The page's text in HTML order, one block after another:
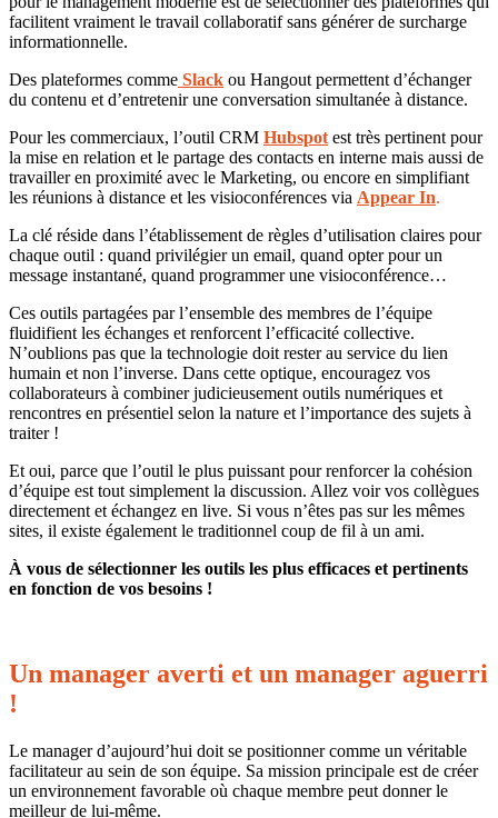
facilitent vraiment le travail collaboratif sans générer de surcharge
informationnelle.
Des plateformes comme Slack ou Hangout permettent d’échanger
du contenu et d’entretenir une conversation simultanée à distance.
Pour les commerciaux, l’outil CRM Hubspot est très pertinent pour
la mise en relation et le partage des contacts en interne mais aussi de
travailler en proximité avec le Marketing, ou encore en simplifiant
les réunions à distance et les visioconférences via Appear In.
La clé réside dans l’établissement de règles d’utilisation claires pour
chaque outil : quand privilégier un email, quand opter pour un
message instantané, quand programmer une visioconférence…
Ces outils partagées par l’ensemble des membres de l’équipe
fluidifient les échanges et renforcent l’efficacité collective.
N’oublions pas que la technologie doit rester au service du lien
humain et non l’inverse. Dans cette optique, encouragez vos
collaborateurs à combiner judicieusement outils numériques et
rencontres en présentiel selon la nature et l’importance des sujets à
traiter !
Et oui, parce que l’outil le plus puissant pour renforcer la cohésion
d’équipe est tout simplement la discussion. Allez voir vos collègues
directement et échangez en live. Si vous n’êtes pas sur les mêmes
sites, il existe également le traditionnel coup de fil à un ami.
À vous de sélectionner les outils les plus efficaces et pertinents
en fonction de vos besoins !
Un manager averti et un manager aguerri
!
Le manager d’aujourd’hui doit se positionner comme un véritable
facilitateur au sein de son équipe. Sa mission principale est de créer
un environnement favorable où chaque membre peut donner le
meilleur de lui-même.